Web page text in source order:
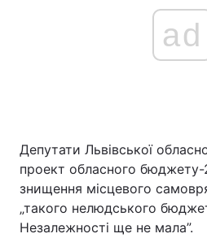
ad
Депутати Львівської
проект обласного
знищення місцевого
„такого нелюдського
Незалежності ще не мала”.